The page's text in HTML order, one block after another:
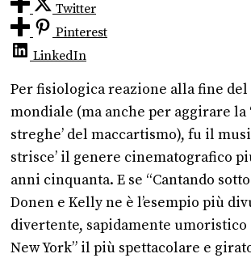
Twitter
Pinterest
LinkedIn
Per fisiologica reazione alla fine
mondiale (ma anche per aggirare la
streghe’ del maccartismo), fu il
strisce’ il genere cinematografico
anni cinquanta. E se “Cantando
Donen e Kelly ne è l’esempio più
divertente, sapidamente umoristico
New York” il più spettacolare e